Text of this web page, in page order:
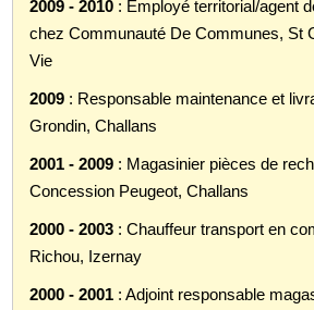
2009 - 2010 : Employé territorial/agent
chez Communauté De Communes, St
Vie
2009 : Responsable maintenance et
Grondin, Challans
2001 - 2009 : Magasinier pièces de
Concession Peugeot, Challans
2000 - 2003 : Chauffeur transport en
Richou, Izernay
2000 - 2001 : Adjoint responsable